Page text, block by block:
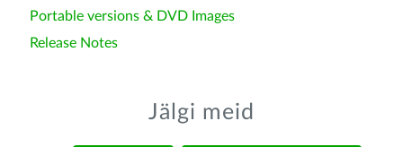
Portable versions & DVD Images
Release Notes
Jälgi meid